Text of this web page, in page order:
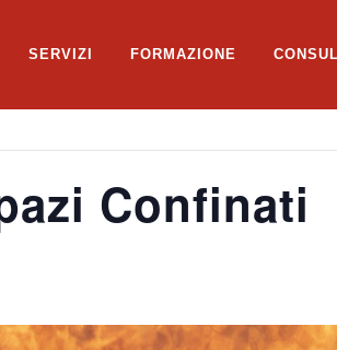
SERVIZI FORMAZIONE
Confinati